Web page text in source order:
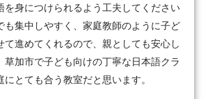
を身につけられるよう工夫してください
も集中しやすく、家庭教師のように子ど
て進めてくれるので、親としても安心し
草加市で子ども向けの丁寧な日本語クラ
とても合う教室だと思います。